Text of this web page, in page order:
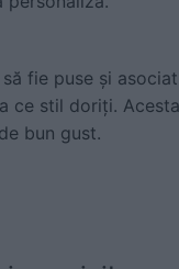
fie puse și
ce stil doriți.
bun gust.